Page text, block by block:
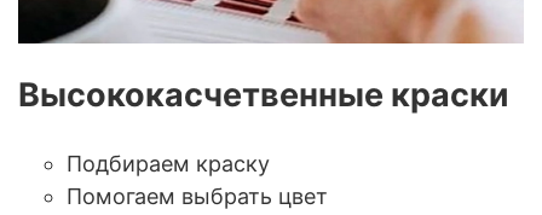
Высококасчетвенные краски
Подбираем краску
Помогаем выбрать цвет